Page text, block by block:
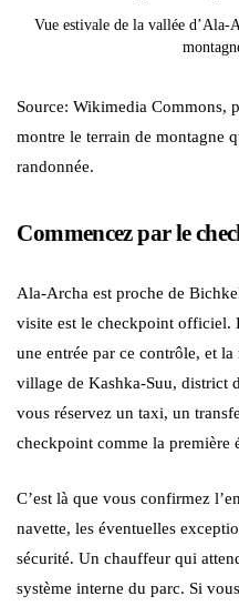
Vue estivale de la vallée d’Ala-
Source: Wikimedia Commons,
montre le terrain de montagne
randonnée.
Commencez par le
Ala-Archa est proche de
visite est le checkpoint officiel.
une entrée par ce contrôle, et
village de Kashka-Suu, district
vous réservez un taxi, un
checkpoint comme la première
C’est là que vous confirmez
navette, les éventuelles
sécurité. Un chauffeur qui
système interne du parc. Si